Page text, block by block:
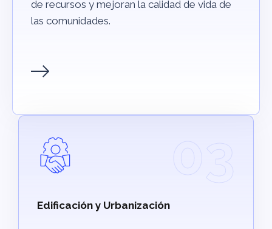
de recursos y mejoran la calidad de vida de
las comunidades.
03
Edificación y Urbanización